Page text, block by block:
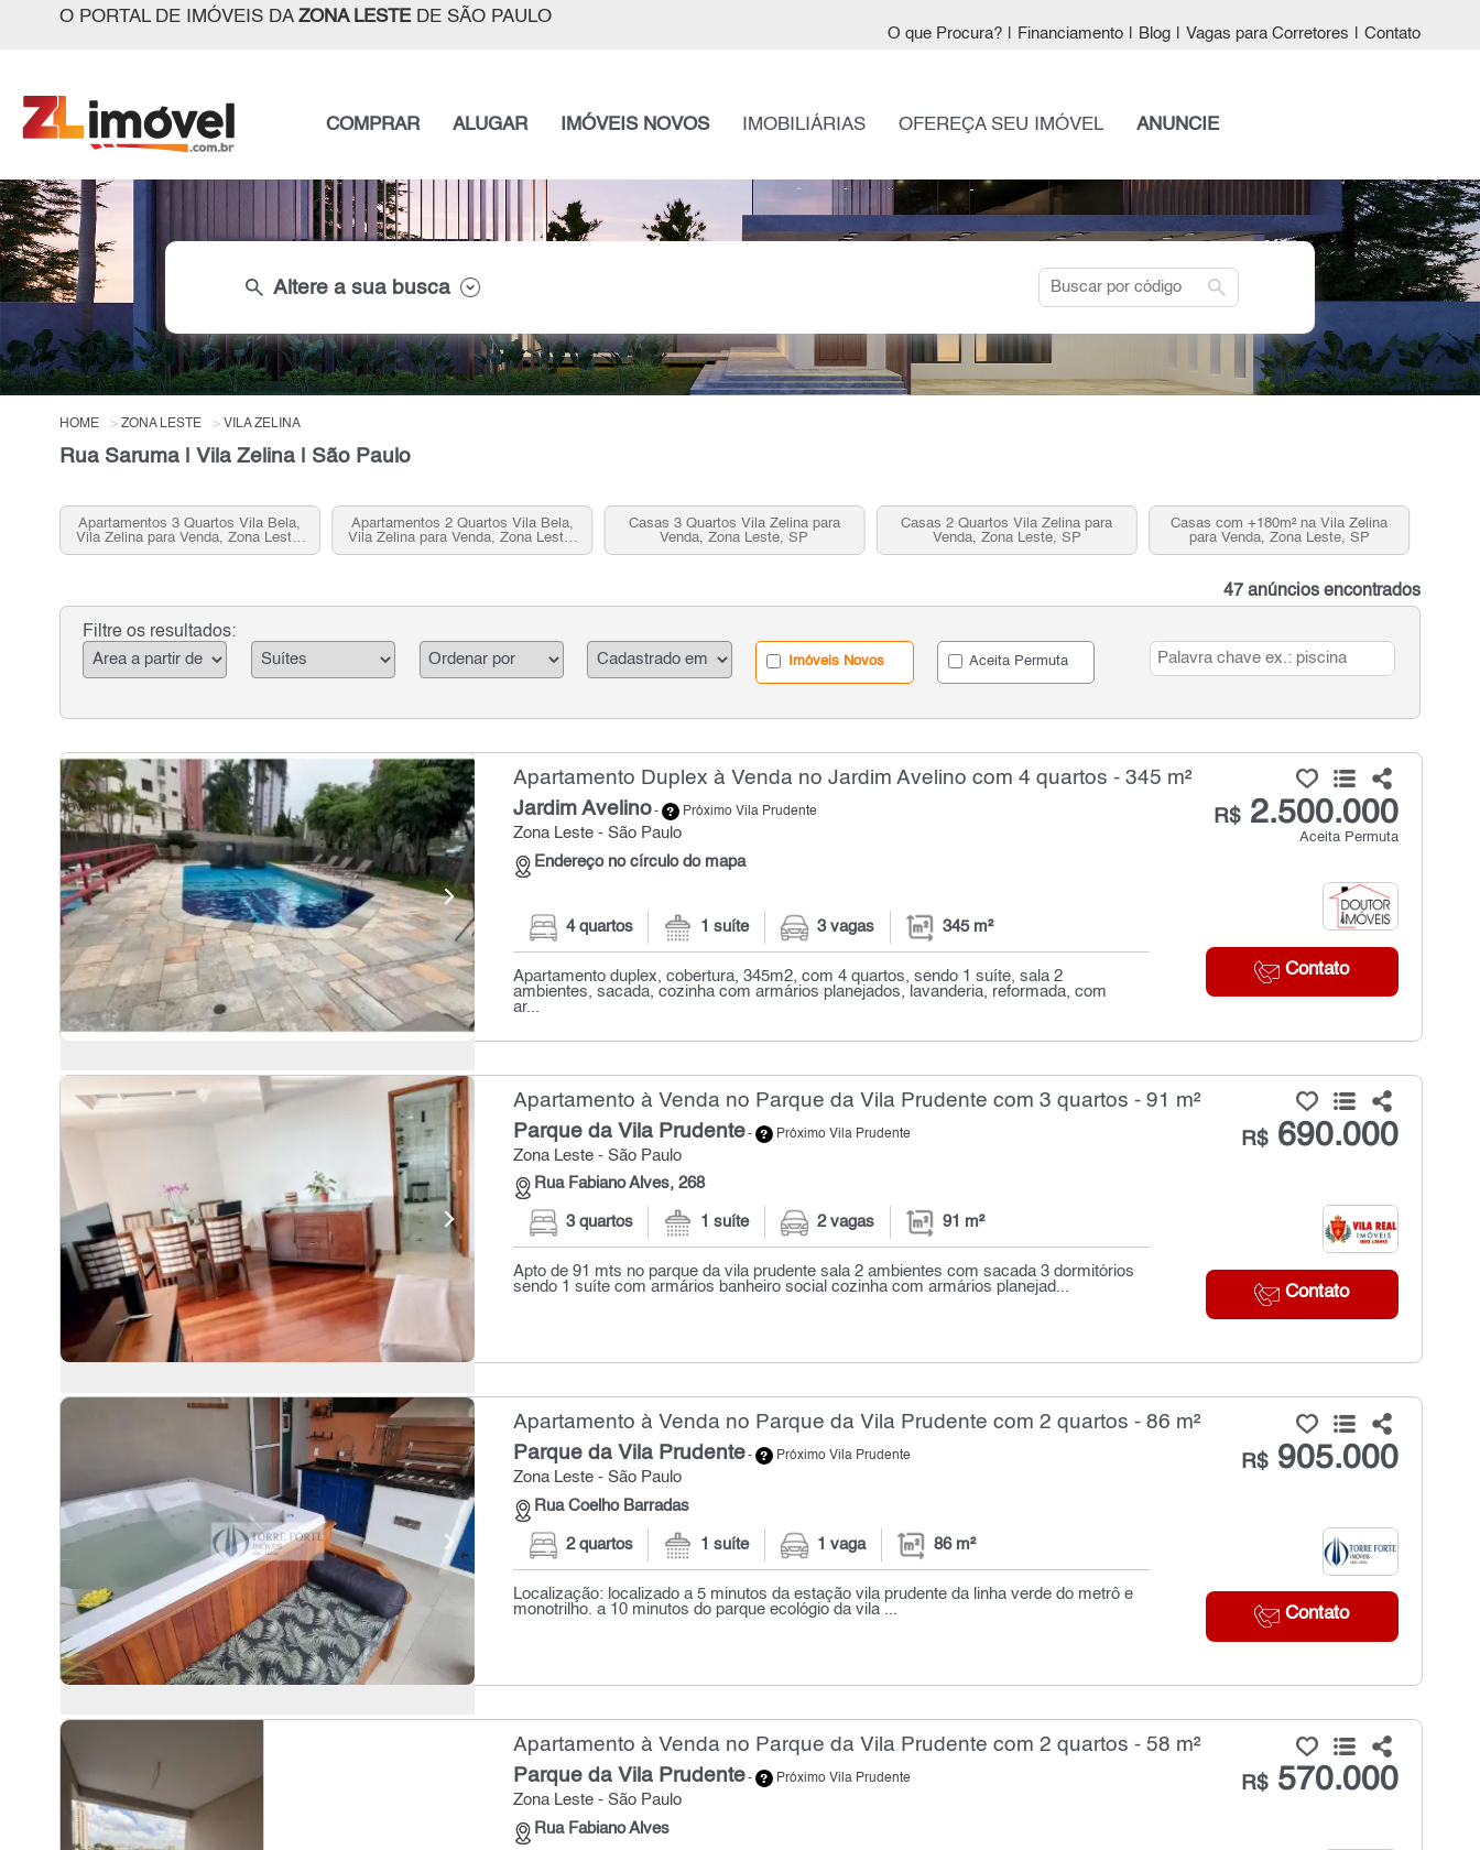
O PORTAL DE IMÓVEIS DA ZONA LESTEDE SÃO PAULO
O que Procura? Financiamento Blog Vagas para Corretores Contato
COMPRAR ALUGAR IMÓVEIS NOVOS IMOBILIÁRIAS OFEREÇA SEU IMÓVEL ANUNCIE
search Altere a sua busca search
HOME ZONA LESTE VILA ZELINA
Rua Saruma | Vila Zelina | São Paulo
Apartamentos 3 Quartos Vila Bela,
Vila Zelina para Venda, Zona Leste,
SP
Apartamentos 2 Quartos Vila Bela,
Vila Zelina para Venda, Zona Leste,
SP
Casas 3 Quartos Vila Zelina para
Venda, Zona Leste, SP
Casas 2 Quartos Vila Zelina para
Venda, Zona Leste, SP
Casas com +180m² na Vila Zelina
para Venda, Zona Leste, SP
47 anúncios encontrados
Filtre os resultados:
Imóveis Novos Aceita Permuta
Apartamento Duplex à Venda no Jardim Avelino com 4 quartos - 345 m²
Jardim Avelino- Próximo Vila Prudente
Zona Leste - São Paulo
Endereço no círculo do mapa
R$2.500.000
Aceita Permuta
Contato
4 quartos 1 suíte 3 vagas 345 m²
Apartamento duplex, cobertura, 345m2, com 4 quartos, sendo 1 suíte, sala 2
ambientes, sacada, cozinha com armários planejados, lavanderia, reformada, com
ar...
Apartamento à Venda no Parque da Vila Prudente com 3 quartos - 91 m²
Parque da Vila Prudente- Próximo Vila Prudente
Zona Leste - São Paulo
Rua Fabiano Alves, 268
R$690.000
Contato
3 quartos 1 suíte 2 vagas 91 m²
Apto de 91 mts no parque da vila prudente sala 2 ambientes com sacada 3 dormitórios
sendo 1 suíte com armários banheiro social cozinha com armários planejad...
Apartamento à Venda no Parque da Vila Prudente com 2 quartos - 86 m²
Parque da Vila Prudente- Próximo Vila Prudente
Zona Leste - São Paulo
Rua Coelho Barradas
R$905.000
Contato
2 quartos 1 suíte 1 vaga 86 m²
Localização: localizado a 5 minutos da estação vila prudente da linha verde do metrô e
monotrilho. a 10 minutos do parque ecológio da vila ...
Apartamento à Venda no Parque da Vila Prudente com 2 quartos - 58 m²
Parque da Vila Prudente- Próximo Vila Prudente
Zona Leste - São Paulo
Rua Fabiano Alves
R$570.000